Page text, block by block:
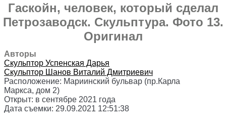
Гаскойн, человек, который сделал
Петрозаводск. Скульптура. Фото 13.
Оригинал
Авторы
Скульптор Успенская Дарья
Скульптор Шанов Виталий Дмитриевич
Расположение: Мариинский бульвар (пр.Карла
Маркса, дом 2)
Открыт: в сентябре 2021 года
Дата съемки: 29.09.2021 12:51:38